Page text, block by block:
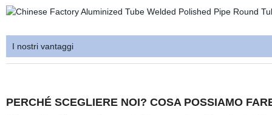
I nostri vantaggi
PERCHÉ SCEGLIERE NOI? COSA POSSIAMO